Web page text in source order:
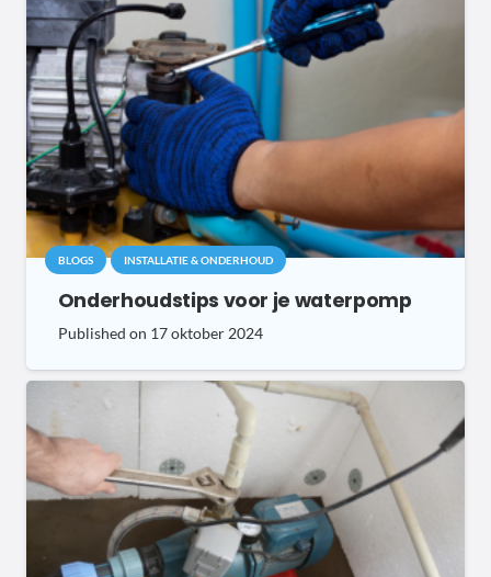
BLOGS INSTALLATIE & ONDERHOUD
Onderhoudstips voor je waterpomp
Published on 17 oktober 2024